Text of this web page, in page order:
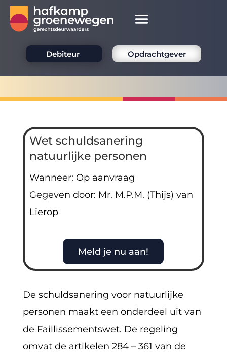
Debiteur Opdrachtgever
Wet schuldsanering
natuurlijke personen
Wanneer: Op aanvraag
Gegeven door: Mr. M.P.M. (Thijs) van
Lierop
Meld je nu aan!
De schuldsanering voor natuurlijke
personen maakt een onderdeel uit van
de Faillissementswet. De regeling
omvat de artikelen 284 – 361 van de